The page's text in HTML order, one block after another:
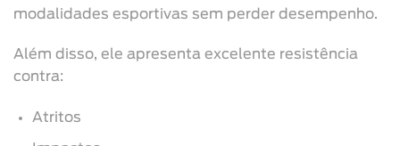
modalidades esportivas sem perder desempenho.
Além disso, ele apresenta excelente resistência
contra:
Atritos